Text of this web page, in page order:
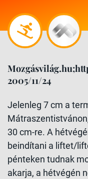
2005/11/24
Jelenleg 7 cm a
30 cm-re. A
beindítani a liftet/
pénteken tudnak
akarja, a hétvégén